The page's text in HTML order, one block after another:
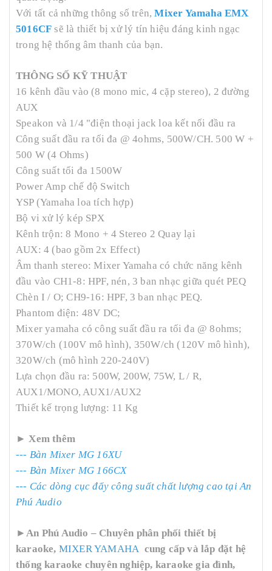
Với tất cả những thông số trên,Mixer Yamaha EMX
5016CF sẽ là thiết bị xử lý tín hiệu đáng kinh ngạc
trong hệ thống âm thanh của bạn.
THÔNG SỐ KỸ THUẬT
16 kênh đầu vào (8 mono mic, 4 cặp stereo), 2 đường
AUX
Speakon và 1/4 "điện thoại jack loa kết nối đầu ra
Công suất đầu ra tối đa @ 4ohms, 500W/CH. 500 W +
500 W (4 Ohms)
Công suất tối đa 1500W
Power Amp chế độ Switch
YSP (Yamaha loa tích hợp)
Bộ vi xử lý kép SPX
Kênh trộn: 8 Mono + 4 Stereo 2 Quay lại
AUX: 4 (bao gồm 2x Effect)
Âm thanh stereo: Mixer Yamaha có chức năng kênh
đầu vào CH1-8: HPF, nén, 3 ban nhạc giữa quét PEQ
Chèn I / O; CH9-16: HPF, 3 ban nhạc PEQ.
Phantom điện: 48V DC;
Mixer yamaha có công suất đầu ra tối đa @ 8ohms;
370W/ch (100V mô hình), 350W/ch (120V mô hình),
320W/ch (mô hình 220-240V)
Lựa chọn đầu ra: 500W, 200W, 75W, L / R,
AUX1/MONO, AUX1/AUX2
Thiết kế trọng lượng: 11 Kg
► Xem thêm
--- Bàn Mixer MG 16XU
--- Bàn Mixer MG 166CX
--- Các dòng cục đẩy công suất chất lượng cao tại An
Phú Audio
►An Phú Audio – Chuyên phân phối thiết bị
karaoke, MIXER YAMAHA cung cấp và lắp đặt hệ
thống karaoke chuyên nghiệp, karaoke gia đình,